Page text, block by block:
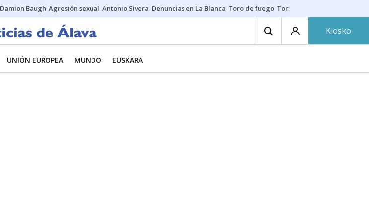
Damion Baugh Agresión sexual Antonio Sivera Denuncias en La Blanca Toro de fuego Tornike Shengelia
Kiosko
UNIÓN EUROPEA MUNDO EUSKARA